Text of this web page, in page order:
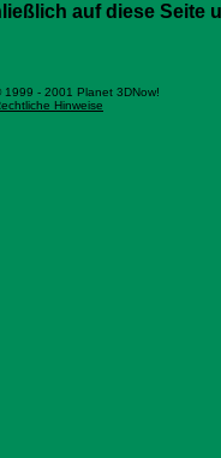
auf diese Seite
1999 - 2001 Planet 3DNow!
Hinweise